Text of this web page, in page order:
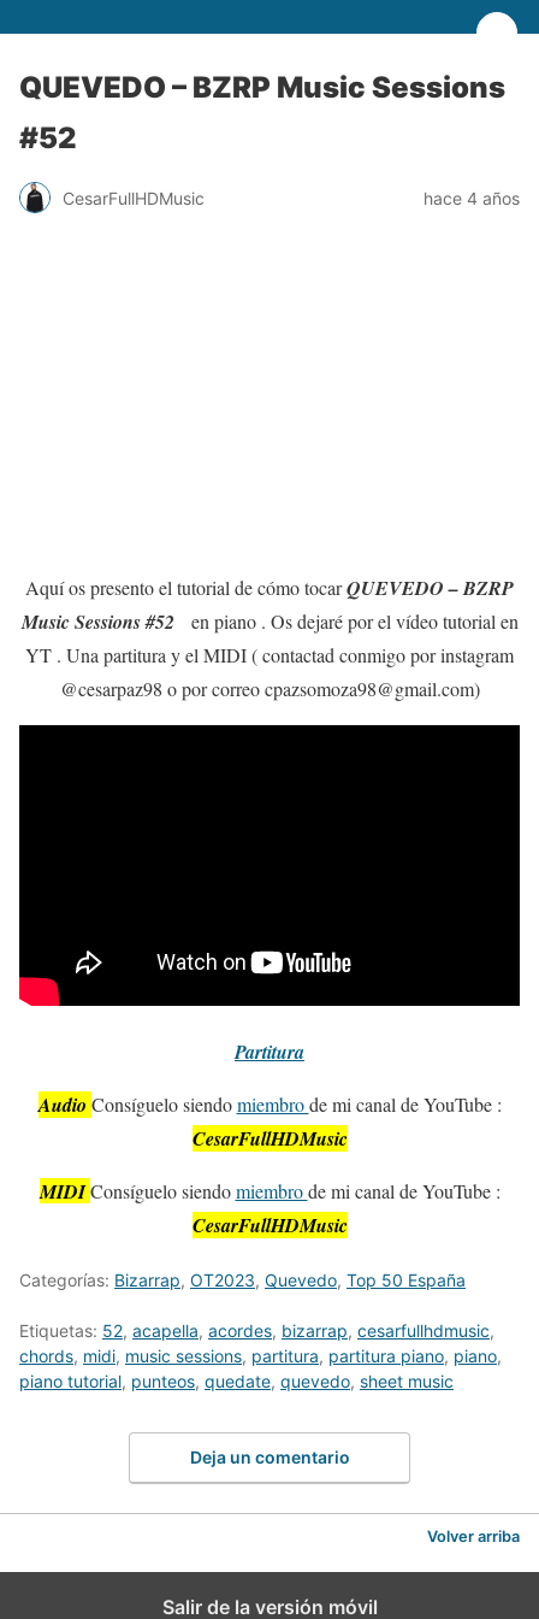
QUEVEDO – BZRP Music Sessions
#52
CesarFullHDMusic hace 4 años
Aquí os presento el tutorial de cómo tocarQUEVEDO – BZRP
Music Sessions #52 en piano . Os dejaré por el vídeo tutorial en
YT . Una partitura y el MIDI ( contactad conmigo por instagram
@cesarpaz98 o por correo cpazsomoza98@gmail.com)
Partitura
Audio Consíguelo siendomiembrode mi canal de YouTube :
CesarFullHDMusic
MIDI Consíguelo siendomiembrode mi canal de YouTube :
CesarFullHDMusic
Categorías: Bizarrap, OT2023, Quevedo, Top 50 España
Etiquetas: 52, acapella, acordes, bizarrap, cesarfullhdmusic,
chords, midi, music sessions, partitura, partitura piano, piano,
piano tutorial, punteos, quedate, quevedo, sheet music
Deja un comentario
Volver arriba
Salir de la versión móvil